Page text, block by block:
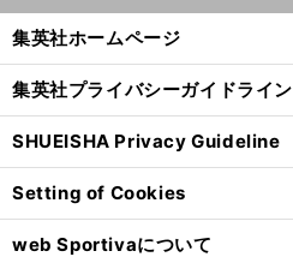
集英社ホームページ
集英社プライバシーガイドライン
SHUEISHA Privacy Guideline
Setting of Cookies
web Sportivaについて